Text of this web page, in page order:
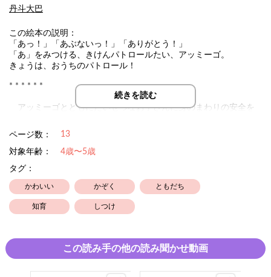
丹斗大巴
この絵本の説明：
「あっ！」「あぶないっ！」「ありがとう！」
「あ」をみつける、きけんパトロールたい、アッミーゴ。
きょうは、おうちのパトロール！
* * * * * *
アッミーゴとともにたいせつなお子さんに身のまわりの安全を
い）や、危険予測力（きけんよそくりょく）を身につけることを
目的とした「しつけの絵本」です。
最後のページのQRコードから「アッミーゴ！!のうた」が聞けま
* * * * * *
画面構成、文は丹斗大巴。イラスト素材はイラストAC様。
続きを読む
ページ数： 13
対象年齢：
4歳〜5歳
タグ：
かわいい かぞく ともだち
知育 しつけ
この読み手の他の読み聞かせ動画